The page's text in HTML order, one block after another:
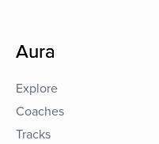
Aura
Explore
Coaches
Tracks